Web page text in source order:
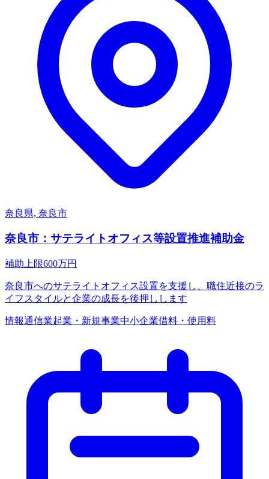
奈良県, 奈良市
奈良市：サテライトオフィス等設置推進補助金
補助上限600万円
奈良市へのサテライトオフィス設置を支援し、職住近接のラ
イフスタイルと企業の成長を後押しします
情報通信業起業・新規事業中小企業借料・使用料